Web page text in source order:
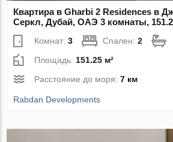
Квартира в Gharbi 2 Residences в
Серкл, Дубай, ОАЭ 3 комнаты,
Комнат:3 Спален:2
Площадь:151.25 м²
Расстояние до моря:7 км
Rabdan Developments